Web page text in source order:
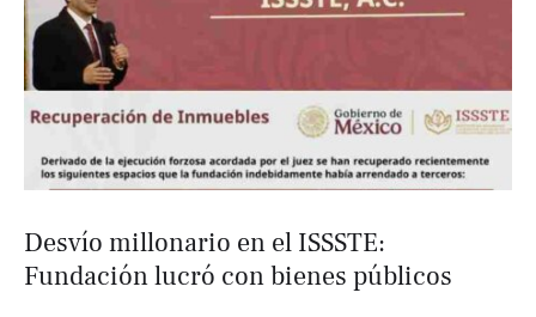
Desvío millonario en el ISSSTE:
Fundación lucró con bienes públicos